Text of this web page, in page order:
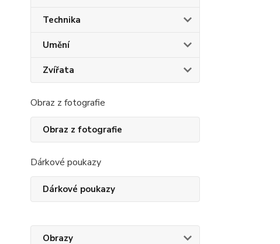
Technika
Umění
Zvířata
Obraz z fotografie
Obraz z fotografie
Dárkové poukazy
Dárkové poukazy
Obrazy